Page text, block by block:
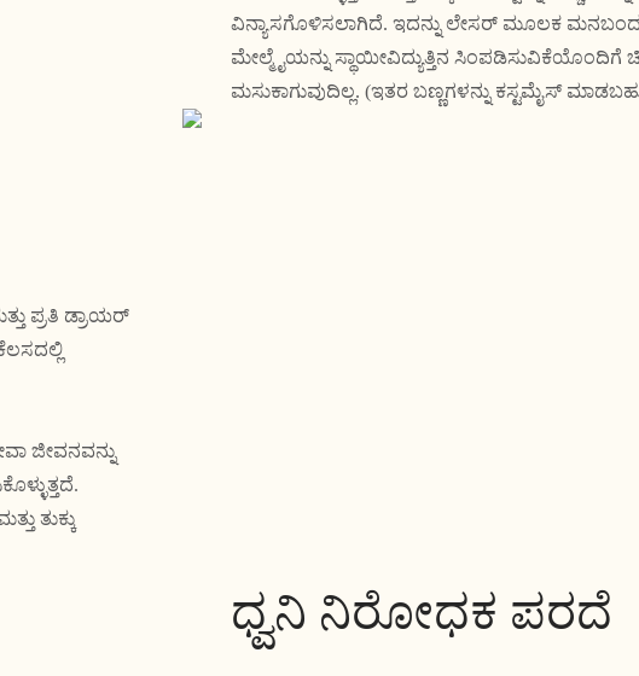
ವಿನ್ಯಾಸಗೊಳಿಸಲಾಗಿದೆ. ಇದನ್ನು ಲೇಸರ್ ಮೂಲಕ
ಮೇಲ್ಮೈಯನ್ನು ಸ್ಥಾಯೀವಿದ್ಯುತ್ತಿನ ಸಿಂಪಡಿಸುವಿಕೆಯೊಂದಿಗೆ
ಮಸುಕಾಗುವುದಿಲ್ಲ. (ಇತರ ಬಣ್ಣಗಳನ್ನು ಕಸ್ಟಮೈಸ್
ಪ್ರತಿ ಡ್ರಾಯರ್
ಜೀವನವನ್ನು
ತುಕ್ಕು
ಧ್ವನಿ ನಿರೋಧಕ ಪರದೆ